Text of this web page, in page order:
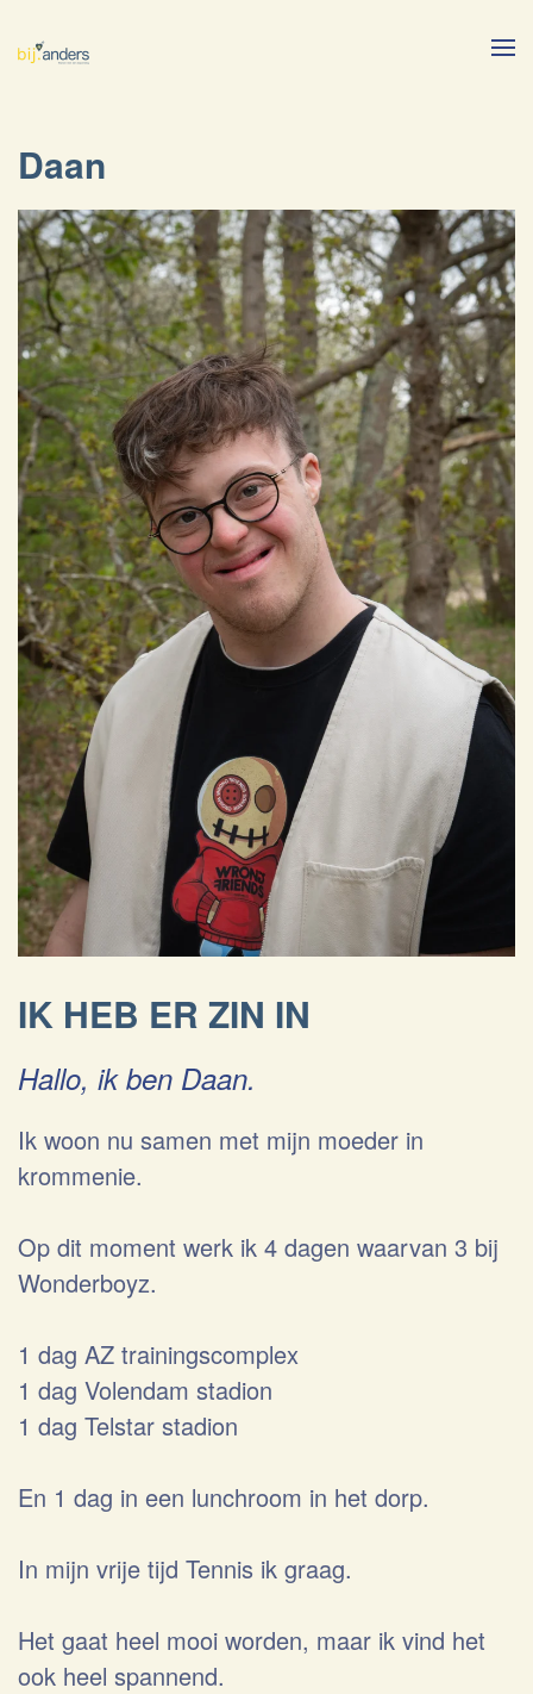
Skip to main content
Daan
IK HEB ER ZIN IN
Hallo, ik ben Daan.
Ik woon nu samen met mijn moeder in
krommenie.
Op dit moment werk ik 4 dagen waarvan 3 bij
Wonderboyz.
1 dag AZ trainingscomplex
1 dag Volendam stadion
1 dag Telstar stadion
En 1 dag in een lunchroom in het dorp.
In mijn vrije tijd Tennis ik graag.
Het gaat heel mooi worden, maar ik vind het
ook heel spannend.